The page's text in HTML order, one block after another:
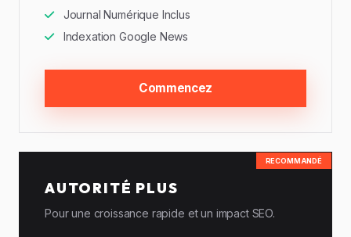
Journal Numérique Inclus
Indexation Google News
Commencez
RECOMMANDÉ
AUTORITÉ PLUS
Pour une croissance rapide et un impact SEO.